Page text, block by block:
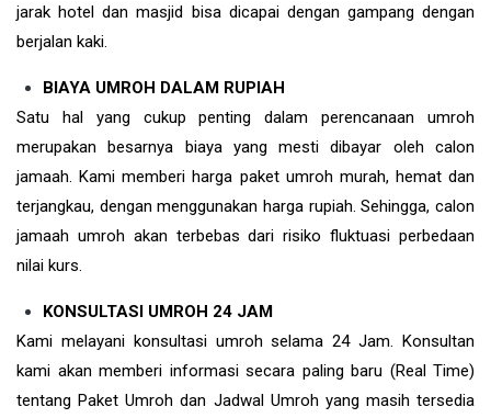
jarak hotel dan masjid bisa dicapai dengan gampang dengan
berjalan kaki.
BIAYA UMROH DALAM RUPIAH
Satu hal yang cukup penting dalam perencanaan umroh
merupakan besarnya biaya yang mesti dibayar oleh calon
jamaah. Kami memberi harga paket umroh murah, hemat dan
terjangkau, dengan menggunakan harga rupiah. Sehingga, calon
jamaah umroh akan terbebas dari risiko fluktuasi perbedaan
nilai kurs.
KONSULTASI UMROH 24 JAM
Kami melayani konsultasi umroh selama 24 Jam. Konsultan
kami akan memberi informasi secara paling baru (Real Time)
tentang Paket Umroh dan Jadwal Umroh yang masih tersedia